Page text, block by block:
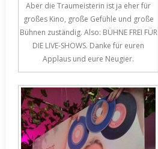
Aber die Traumeisterin ist ja eher für
großes Kino, große Gefühle und große
Bühnen zuständig. Also: BÜHNE FREI FÜR
DIE LIVE-SHOWS. Danke für euren
Applaus und eure Neugier.